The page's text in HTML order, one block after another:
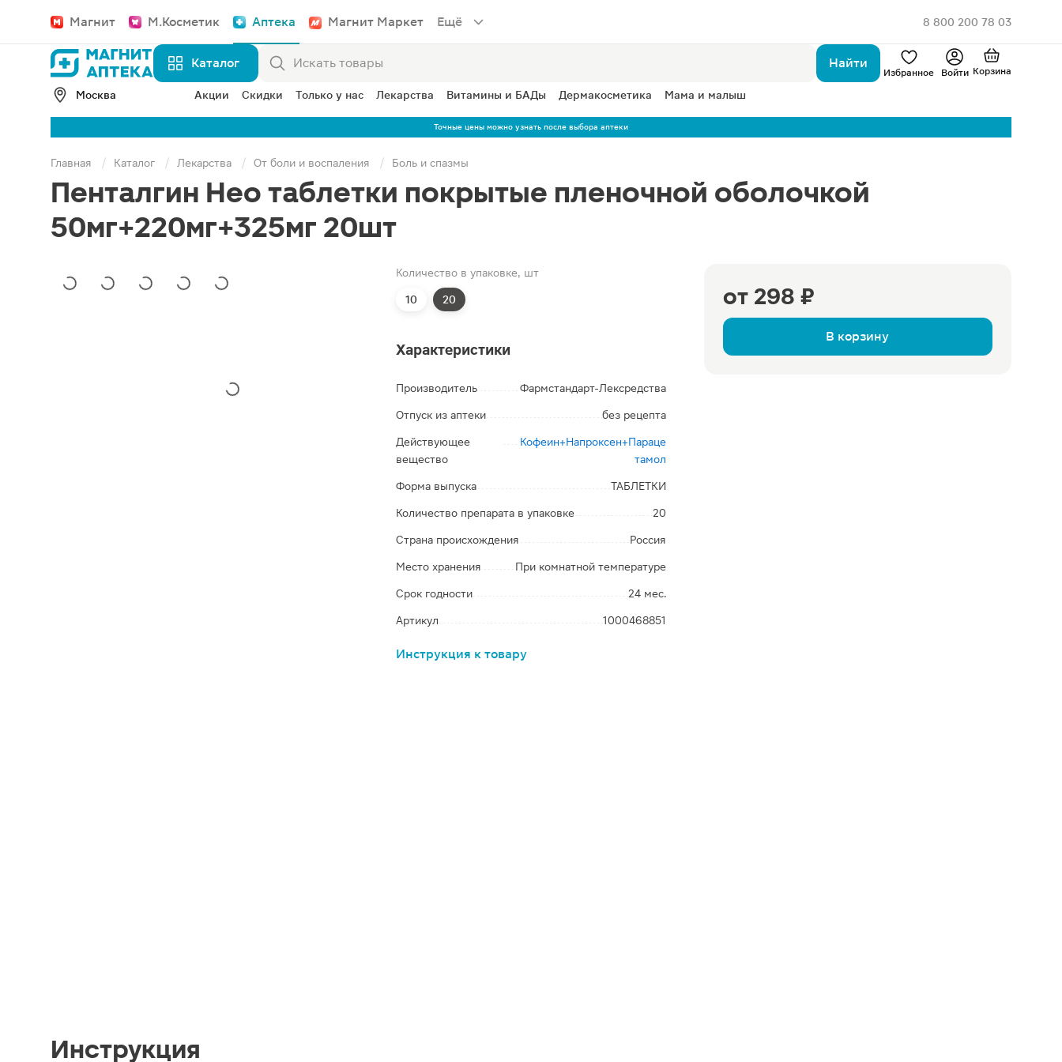
Магнит М.Косметик Аптека Магнит Маркет Ещё 8 800 200 78 03
Каталог Найти
Избранное Войти Корзина
Москва Акции Скидки Только у нас Лекарства Витамины и БАДы Дермакосметика Мама и малыш
Точные цены можно узнать после выбора аптеки
Главная Каталог Лекарства От боли и воспаления Боль и спазмы
Пенталгин Нео таблетки покрытые пленочной оболочкой
50мг+220мг+325мг 20шт
от 298 ₽
В корзину
Количество в упаковке, шт
10 20
Характеристики
Производитель Фармстандарт-Лексредства
Отпуск из аптеки без рецепта
Действующее
вещество
Кофеин+Напроксен+Параце
тамол
Форма выпуска ТАБЛЕТКИ
Количество препарата в упаковке 20
Страна происхождения Россия
Место хранения При комнатной температуре
Срок годности 24 мес.
Артикул 1000468851
Инструкция к товару
Инструкция